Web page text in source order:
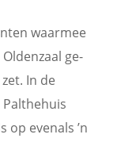
waarmee
Oldenzaal ge-
In de
op evenals ’n